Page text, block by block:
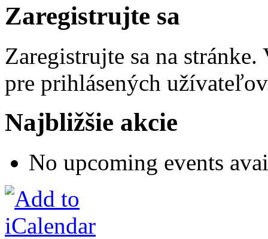
Zaregistrujte sa
Zaregistrujte sa na
pre prihlásených
Najbližšie akcie
No upcoming events